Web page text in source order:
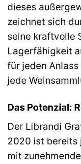
dieses
zeichnet sich
seine kraftvolle
Lagerfähigkeit
für jeden
jede
Das Potenzial:
Der Librandi
2020 ist bereits
mit